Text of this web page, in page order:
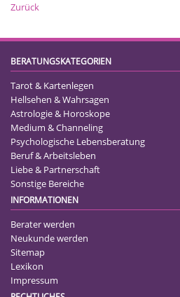
Zurück
BERATUNGSKATEGORIEN
Tarot & Kartenlegen
Hellsehen & Wahrsagen
Astrologie & Horoskope
Medium & Channeling
Psychologische Lebensberatung
Beruf & Arbeitsleben
Liebe & Partnerschaft
Sonstige Bereiche
INFORMATIONEN
Berater werden
Neukunde werden
Sitemap
Lexikon
Impressum